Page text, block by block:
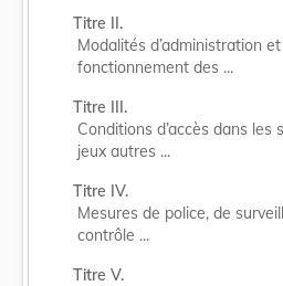
Titre II.
Modalités d’administration et
fonctionnement des ...
Titre III.
Conditions d’accès dans les
jeux autres ...
Titre IV.
Mesures de police, de
contrôle ...
Titre V.